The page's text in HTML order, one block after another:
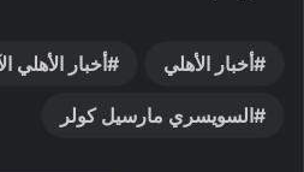
أخبار الأهلي أخبار الأهلي
السويسري مارسيل كولر